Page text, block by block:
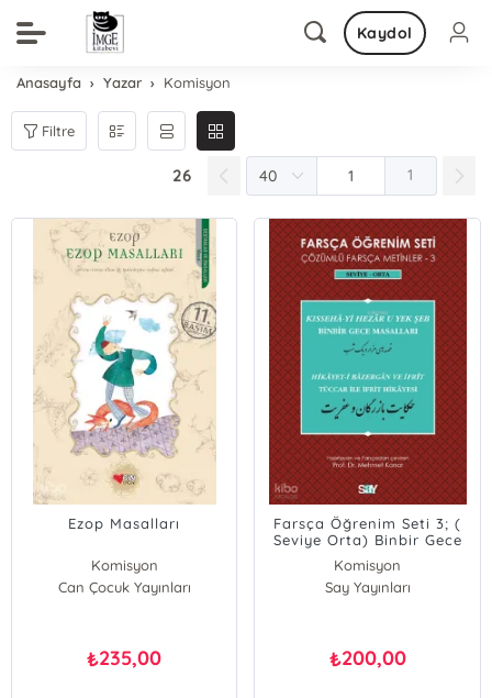
Kaydol
Anasayfa Yazar Komisyon
Filtre
26 1
Ezop Masalları
Komisyon
Can Çocuk Yayınları
₺235,00
Farsça Öğrenim Seti 3; (
Seviye Orta) Binbir Gece
Hikâyesi
Komisyon
Say Yayınları
₺200,00